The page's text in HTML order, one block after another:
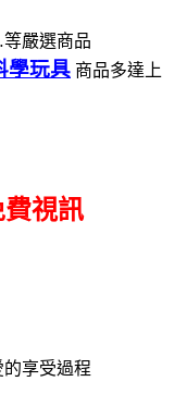
嚴選商品
學玩具 商品多達上
費視訊
享受過程